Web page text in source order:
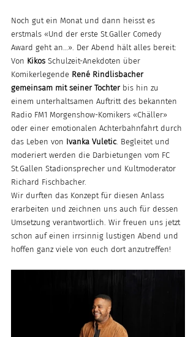
Noch gut ein Monat und dann heisst es
erstmals «Und der erste St.Galler Comedy
Award geht an…». Der Abend hält alles bereit:
Von Kikos Schulzeit-Anekdoten über
Komikerlegende René Rindlisbacher
gemeinsam mit seiner Tochter bis hin zu
einem unterhaltsamen Auftritt des bekannten
Radio FM1 Morgenshow-Komikers «Chäller»
oder einer emotionalen Achterbahnfahrt durch
das Leben von Ivanka Vuletic . Begleitet und
moderiert werden die Darbietungen vom FC
St.Gallen Stadionsprecher und Kultmoderator
Richard Fischbacher.
Wir durften das Konzept für diesen Anlass
erarbeiten und zeichnen uns auch für dessen
Umsetzung verantwortlich. Wir freuen uns jetzt
schon auf einen irrsinnig lustigen Abend und
hoffen ganz viele von euch dort anzutreffen!